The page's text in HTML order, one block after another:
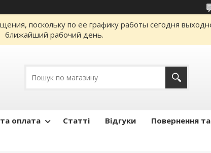
поскольку по ее графику работы сегодня
ближайший рабочий день.
оплата Статті Відгуки Повернення